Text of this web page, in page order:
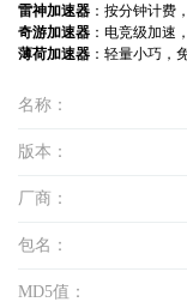
雷神加速器 ：按分钟计费
奇游加速器 ：电竞级加速
薄荷加速器 ：轻量小巧，
名称：
版本：
厂商：
包名：
MD5值：